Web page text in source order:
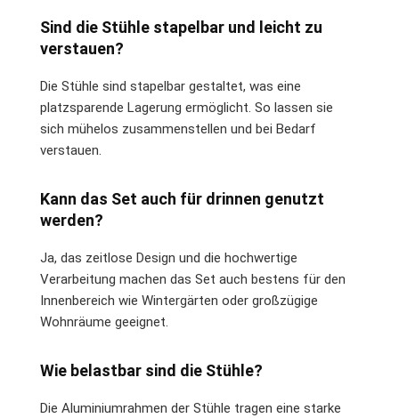
Sind die Stühle stapelbar und leicht zu
verstauen?
Die Stühle sind stapelbar gestaltet, was eine
platzsparende Lagerung ermöglicht. So lassen sie
sich mühelos zusammenstellen und bei Bedarf
verstauen.
Kann das Set auch für drinnen genutzt
werden?
Ja, das zeitlose Design und die hochwertige
Verarbeitung machen das Set auch bestens für den
Innenbereich wie Wintergärten oder großzügige
Wohnräume geeignet.
Wie belastbar sind die Stühle?
Die Aluminiumrahmen der Stühle tragen eine starke